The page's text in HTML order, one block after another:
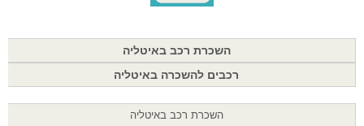
השכרת רכב באיטליה
רכבים להשכרה באיטליה
השכרת רכב באיטליה